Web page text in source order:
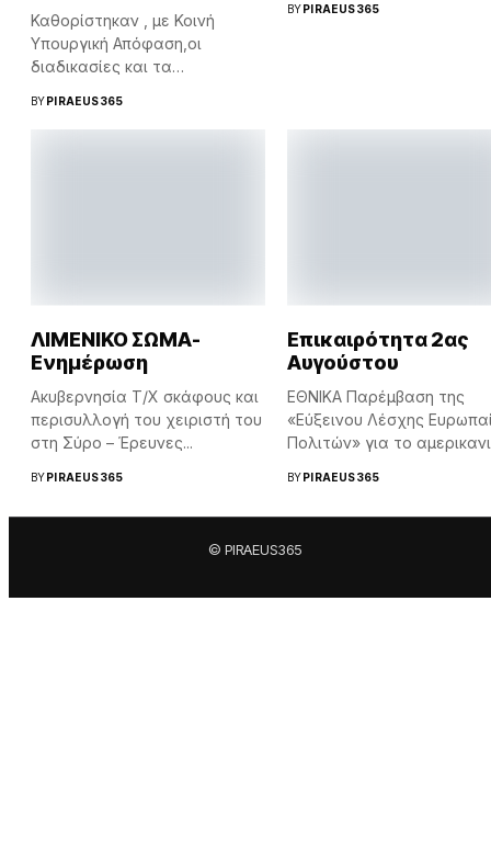
Καθορίστηκαν , με Κοινή
Υπουργική Απόφαση,οι
διαδικασίες και τα
BYPIRAEUS365
BYPIRAEUS365
ΛΙΜΕΝΙΚΟ ΣΩΜΑ-
Ενημέρωση
Ακυβερνησία Τ/Χ σκάφους και
περισυλλογή του χειριστή του
στη Σύρο – Έρευνες...
BYPIRAEUS365
Επικαιρότητα 2ας
Αυγούστου
ΕΘΝΙΚΑ Παρέμβαση της
«Εύξεινου Λέσχης
Πολιτών» για το
BYPIRAEUS365
© PIRAEUS365